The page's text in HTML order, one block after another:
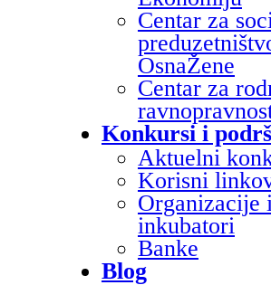
Centar za
OsnaŽene
Centar za
Konkursi i
Aktuelni
Korisni
Organizacije i
inkubatori
Banke
Blog